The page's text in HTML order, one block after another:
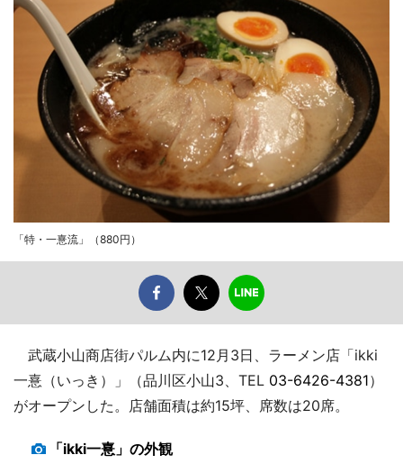
「特・一憙流」（880円）
武蔵小山商店街パルム内に12月3日、ラーメン店「ikki
一憙（いっき）」（品川区小山3、TEL 03-6426-4381）
がオープンした。店舗面積は約15坪、席数は20席。
「ikki一憙」の外観